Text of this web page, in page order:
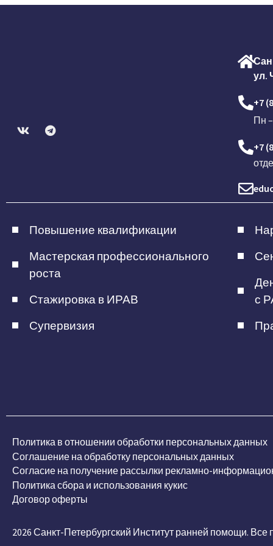
ул.
+7
Пн
+7
Повышение квалификации
Мастерская профессионального
роста
Стажировка в ИРАВ
Супервизия
с
Политика в отношении обработки персональных данных
Соглашение на обработку персональных данных
Согласие на получение рассылки рекламно-
Политика сбора и использования кукис
Договор оферты
2026 Санкт-Петербургский Институт ранней помощи.